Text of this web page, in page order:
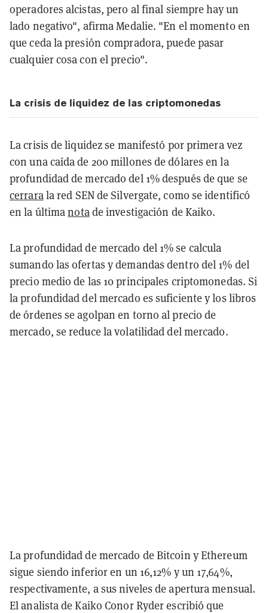
operadores alcistas, pero al final siempre hay un
lado negativo", afirma Medalie. "En el momento en
que ceda la presión compradora, puede pasar
cualquier cosa con el precio".
La crisis de liquidez de las criptomonedas
La crisis de liquidez se manifestó por primera vez
con una caída de 200 millones de dólares en la
profundidad de mercado del 1% después de que se
cerrarala red SEN de Silvergate, como se identificó
en la últimanotade investigación de Kaiko.
La profundidad de mercado del 1% se calcula
sumando las ofertas y demandas dentro del 1% del
precio medio de las 10 principales criptomonedas. Si
la profundidad del mercado es suficiente y los libros
de órdenes se agolpan en torno al precio de
mercado, se reduce la volatilidad del mercado.
La profundidad de mercado de Bitcoin y Ethereum
sigue siendo inferior en un 16,12% y un 17,64%,
respectivamente, a sus niveles de apertura mensual.
El analista de Kaiko Conor Ryder escribió que